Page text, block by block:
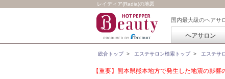
レイディア(Radia)の地図
国内最大級のヘアサ
ヘアサロン
総合トップ> エステサロン検索トップ> エステサ
【重要】熊本県熊本地方で発生した地震の影